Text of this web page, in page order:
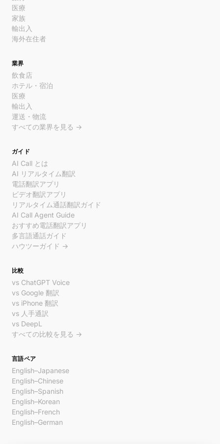
医療
家族
輸出入
海外在住者
業界
飲食店
ホテル・宿泊
医療
輸出入
運送・物流
すべての業界を見る →
ガイド
AI Call とは
AI リアルタイム翻訳
電話翻訳アプリ
ビデオ翻訳アプリ
リアルタイム通話翻訳ガイド
AI Call Agent Guide
おすすめ電話翻訳アプリ
多言語通話ガイド
ハウツーガイド →
比較
vs ChatGPT Voice
vs Google 翻訳
vs iPhone 翻訳
vs 人手通訳
vs DeepL
すべての比較を見る →
言語ペア
English–Japanese
English–Chinese
English–Spanish
English–Korean
English–French
English–German